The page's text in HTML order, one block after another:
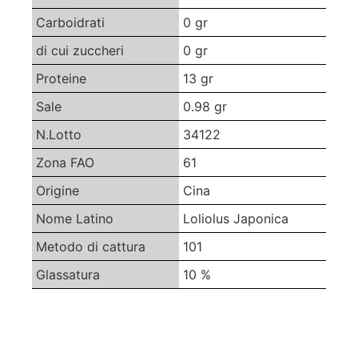
Carboidrati
0 gr
di cui zuccheri
0 gr
Proteine
13 gr
Sale
0.98 gr
N.Lotto
34122
Zona FAO
61
Origine
Cina
Nome Latino
Loliolus Japonica
Metodo di cattura
101
Glassatura
10 %